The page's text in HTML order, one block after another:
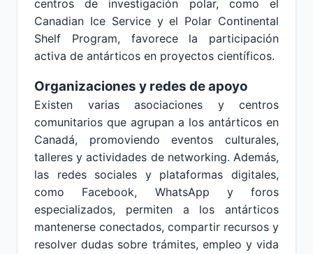
centros de investigación polar, como el
Canadian Ice Service y el Polar Continental
Shelf Program, favorece la participación
activa de antárticos en proyectos científicos.
Organizaciones y redes de apoyo
Existen varias asociaciones y centros
comunitarios que agrupan a los antárticos en
Canadá, promoviendo eventos culturales,
talleres y actividades de networking. Además,
las redes sociales y plataformas digitales,
como Facebook, WhatsApp y foros
especializados, permiten a los antárticos
mantenerse conectados, compartir recursos y
resolver dudas sobre trámites, empleo y vida